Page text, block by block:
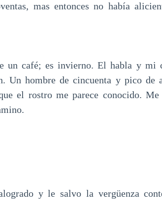
mas entonces no había
un café; es invierno. El habla y mi
Un hombre de cincuenta y pico de
el rostro me parece conocido. Me
y le salvo la vergüenza